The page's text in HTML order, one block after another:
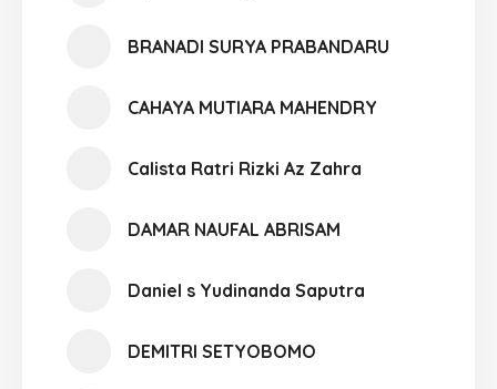
BRANADI SURYA PRABANDARU
CAHAYA MUTIARA MAHENDRY
Calista Ratri Rizki Az Zahra
DAMAR NAUFAL ABRISAM
Daniel s Yudinanda Saputra
DEMITRI SETYOBOMO